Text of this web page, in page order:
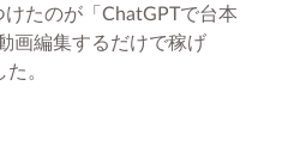
たのが「ChatGPTで台本
画編集するだけで稼げ
。